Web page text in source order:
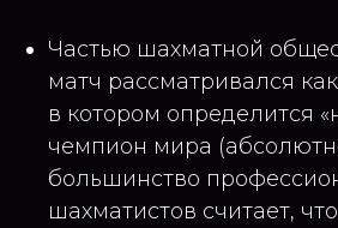
Частью шахматной
матч рассматривался
в котором определится
чемпион мира
большинство
шахматистов считает,